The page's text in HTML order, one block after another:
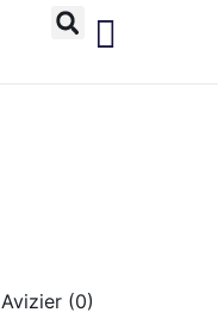
Avizier (0)